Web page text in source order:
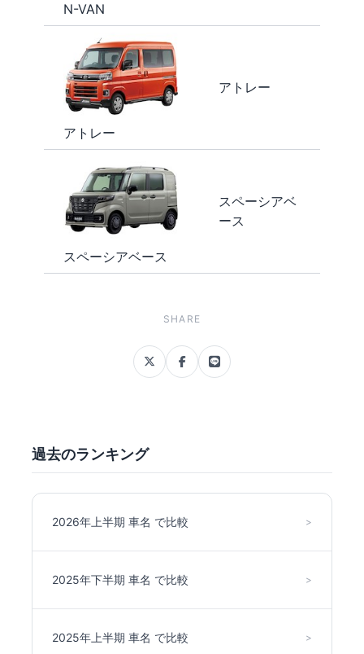
N-VAN
アトレー
アトレー
スペーシアベース
スペーシアベ
ース
SHARE
過去のランキング
2026年上半期 車名 で比較 >
2025年下半期 車名 で比較 >
2025年上半期 車名 で比較 >